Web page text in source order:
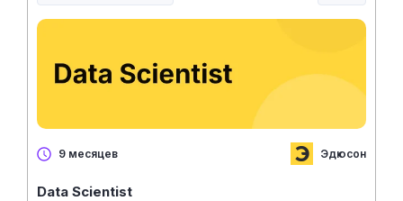
9 месяцев Эдюсон
Data Scientist